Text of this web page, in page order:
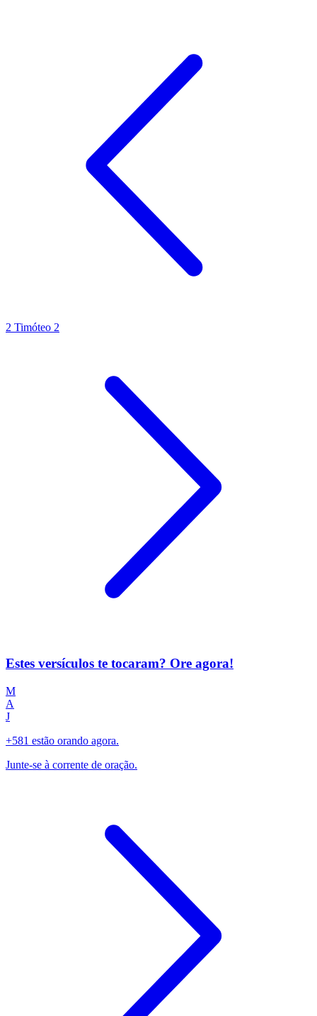
2 Timóteo 2
Estes versículos te tocaram? Ore agora!
M
A
J
+581 estão orando agora.
Junte-se à corrente de oração.